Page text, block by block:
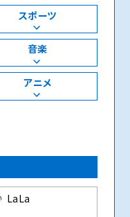
スポーツ
音楽
アニメ